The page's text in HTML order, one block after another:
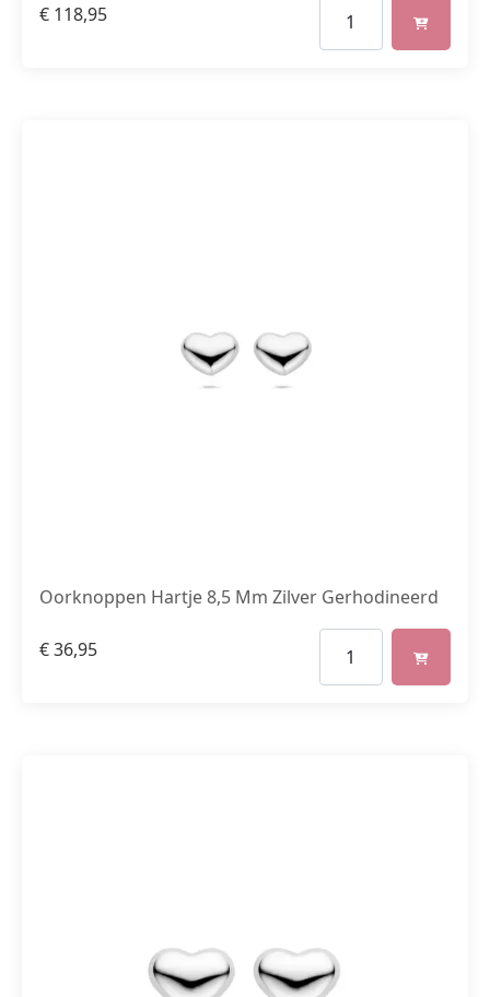
€ 118,95
Oorknoppen Hartje 8,5 Mm Zilver Gerhodineerd
€36,95